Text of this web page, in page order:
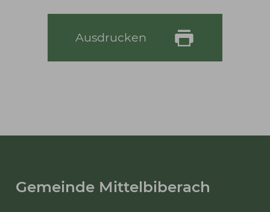
Ausdrucken
Gemeinde Mittelbiberach